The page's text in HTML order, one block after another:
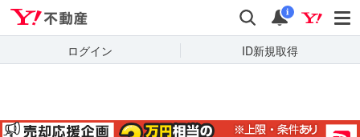
検索 通知
i
ログイン ID新規取得
キーワードで
質問を探す